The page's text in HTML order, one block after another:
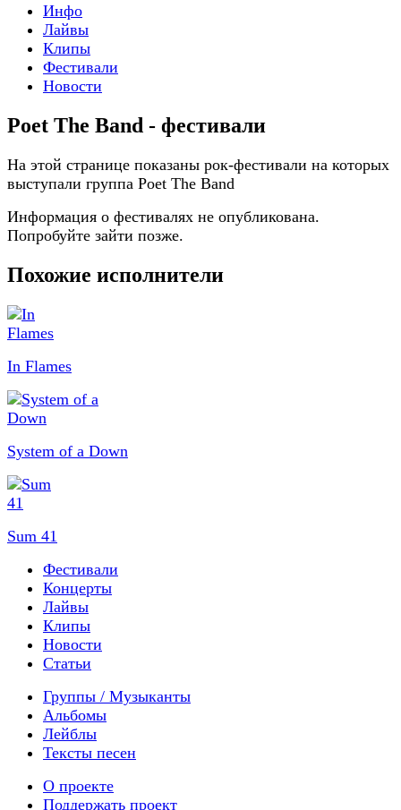
Инфо
Лайвы
Клипы
Фестивали
Новости
Poet The Band - фестивали
На этой странице показаны рок-фестивали на которых
выступали группа Poet The Band
Информация о фестивалях не опубликована.
Попробуйте зайти позже.
Похожие исполнители
In Flames
System of a Down
Sum 41
Фестивали
Концерты
Лайвы
Клипы
Новости
Статьи
Группы / Музыканты
Альбомы
Лейблы
Тексты песен
О проекте
Поддержать проект